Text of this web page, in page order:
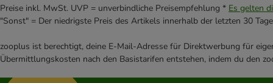
DEGRO
DeliBest
Dibo
Doggy Dog
Zuckerfrei
(3)
Preise inkl. MwSt. UVP = unverbindliche Preisempfehlung * Es gelten
"Sonst" = Der niedrigste Preis des Artikels innerhalb der letzten 30
zooplus ist berechtigt, deine E-Mail-Adresse für Direktwerbung für
Übermittlungskosten nach den Basistarifen entstehen, indem du den